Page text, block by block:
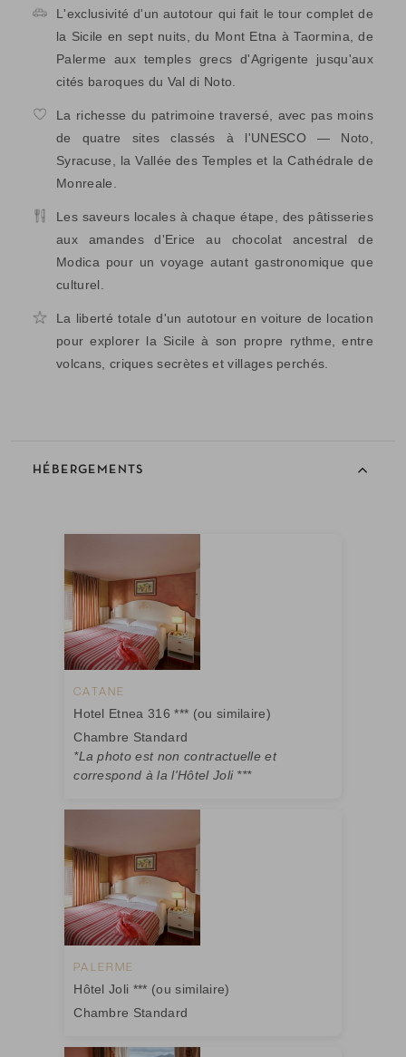
L'exclusivité d'un autotour qui fait le tour complet de
la Sicile en sept nuits, du Mont Etna à Taormina, de
Palerme aux temples grecs d'Agrigente jusqu'aux
cités baroques du Val di Noto.
La richesse du patrimoine traversé, avec pas moins
de quatre sites classés à l'UNESCO — Noto,
Syracuse, la Vallée des Temples et la Cathédrale de
Monreale.
Les saveurs locales à chaque étape, des pâtisseries
aux amandes d'Erice au chocolat ancestral de
Modica pour un voyage autant gastronomique que
culturel.
La liberté totale d'un autotour en voiture de location
pour explorer la Sicile à son propre rythme, entre
volcans, criques secrètes et villages perchés.
HÉBERGEMENTS
CATANE
Hotel Etnea 316 *** (ou similaire)
Chambre Standard
*La photo est non contractuelle et
correspond à la l'Hôtel Joli ***
PALERME
Hôtel Joli *** (ou similaire)
Chambre Standard